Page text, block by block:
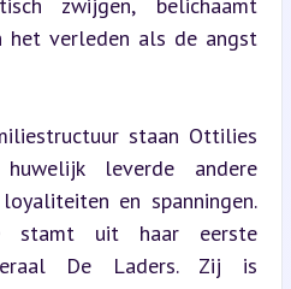
het verleden als de angst
staan Ottilies
leverde andere
en spanningen.
stamt uit haar eerste
De Laders. Zij is